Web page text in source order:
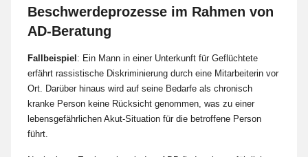
Beschwerdeprozesse im Rahmen von
AD-Beratung
Fallbeispiel: Ein Mann in einer Unterkunft für Geflüchtete
erfährt rassistische Diskriminierung durch eine Mitarbeiterin vor
Ort. Darüber hinaus wird auf seine Bedarfe als chronisch
kranke Person keine Rücksicht genommen, was zu einer
lebensgefährlichen Akut-Situation für die betroffene Person
führt.